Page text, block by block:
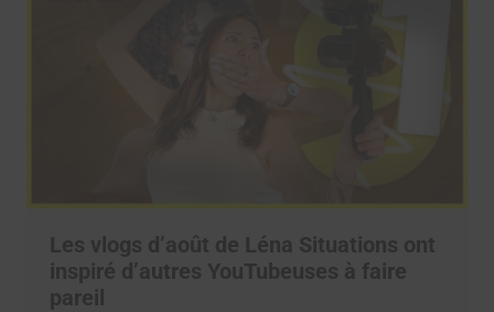
Les vlogs d’août de Léna Situations ont
inspiré d’autres YouTubeuses à faire
pareil